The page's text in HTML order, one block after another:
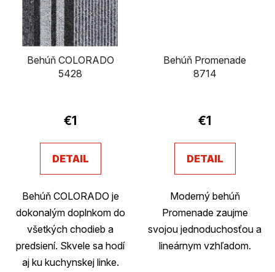
Behúň COLORADO
5428
€1
DETAIL
Behúň COLORADO je
dokonalým doplnkom do
všetkých chodieb a
predsiení. Skvele sa hodí
aj ku kuchynskej linke.
Behúň Promenade
8714
€1
DETAIL
Moderný behúň
Promenade zaujme
svojou jednoduchosťou a
lineárnym vzhľadom.